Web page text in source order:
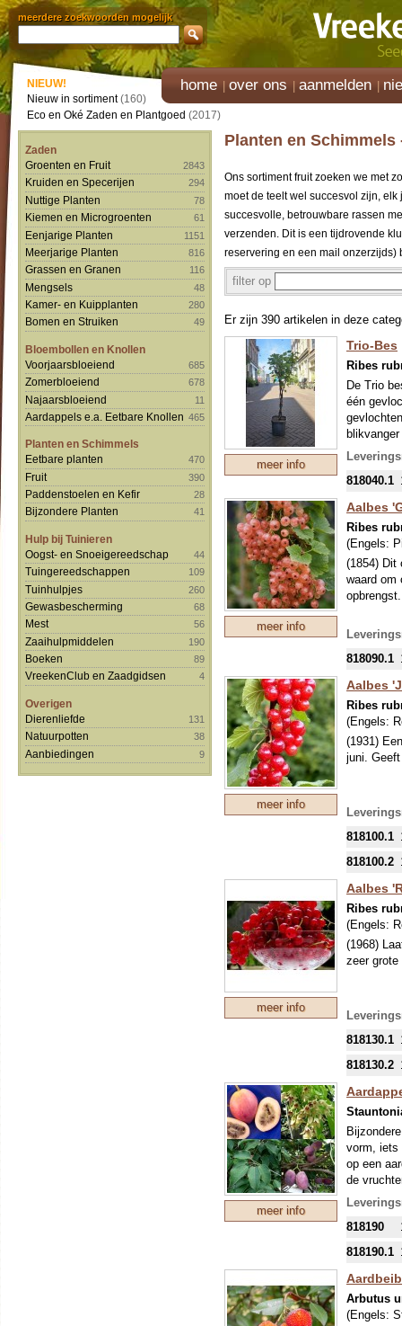
meerdere zoekwoorden mogelijk
home over ons aanmelden
NIEUW!
Nieuw in sortiment(160)
Eco en Oké Zaden en Plantgoed (2017)
Zaden
Groenten en Fruit
2843
Kruiden en Specerijen 294
Nuttige Planten 78
Kiemen en Microgroenten 61
Eenjarige Planten 1151
Meerjarige Planten 816
Grassen en Granen 116
Mengsels 48
Kamer- en Kuipplanten 280
Bomen en Struiken 49
Bloembollen en Knollen
Voorjaarsbloeiend
685
Zomerbloeiend 678
Najaarsbloeiend 11
Aardappels e.a. Eetbare Knollen 465
Planten en Schimmels
Eetbare planten
470
Fruit 390
Paddenstoelen en Kefir 28
Bijzondere Planten 41
Hulp bij Tuinieren
Oogst- en Snoeigereedschap
44
Tuingereedschappen 109
Tuinhulpjes 260
Gewasbescherming 68
Mest 56
Zaaihulpmiddelen 190
Boeken 89
VreekenClub en Zaadgidsen 4
Overigen
Dierenliefde
131
Natuurpotten 38
Aanbiedingen 9
Planten en Schimmels
Ons sortiment fruit zoeken we met
moet de teelt wel succesvol zijn,
succesvolle, betrouwbare rassen
verzenden. Dit is een tijdrovende
reservering en een mail onzerzijds)
filter op
Er zijn 390 artikelen in deze
meer info
Trio-Bes
Ribes
De Trio
één
In het
zachter
en
De
gebak en
De
snoeien
818040.1
meer info
Aalbes
Ribes
(Engels:
(1854) Dit
waard om
opbrengst.
818090.1
meer info
Aalbes
Ribes
(Engels:
(1931)
juni.
818100.1
818100.2
meer info
Aalbes
Ribes
(Engels:
(1968)
zeer
818130.1
818130.2
meer info
vorm, iets
op een
de
schaduw,
maar
heerlijk
lichte
818190
818190.1
Arbutus
(Engels: